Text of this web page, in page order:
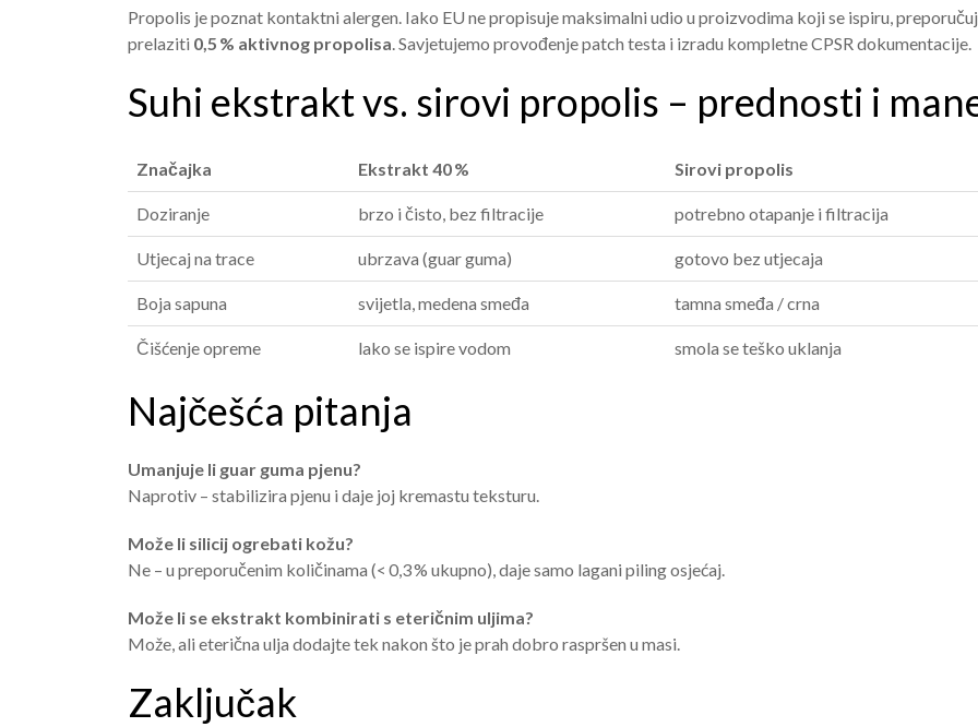
Propolis je poznat kontaktni alergen. Iako EU ne propisuje maksimalni udio u proizvodima koji se ispiru,
prelaziti 0,5 % aktivnog propolisa. Savjetujemo provođenje patch testa i izradu kompletne CPSR dokumentacije.
Suhi ekstrakt vs. sirovi propolis – prednosti i
Značajka Ekstrakt 40 % Sirovi propolis
Doziranje brzo i čisto, bez filtracije potrebno otapanje i filtracija
Utjecaj na trace ubrzava (guar guma) gotovo bez utjecaja
Boja sapuna svijetla, medena smeđa tamna smeđa / crna
Čišćenje opreme lako se ispire vodom smola se teško uklanja
Najčešća pitanja
Umanjuje li guar guma pjenu?
Naprotiv – stabilizira pjenu i daje joj kremastu teksturu.
Može li silicij ogrebati kožu?
Ne – u preporučenim količinama (< 0,3 % ukupno), daje samo lagani piling osjećaj.
Može li se ekstrakt kombinirati s eteričnim uljima?
Može, ali eterična ulja dodajte tek nakon što je prah dobro raspršen u masi.
Zaključak